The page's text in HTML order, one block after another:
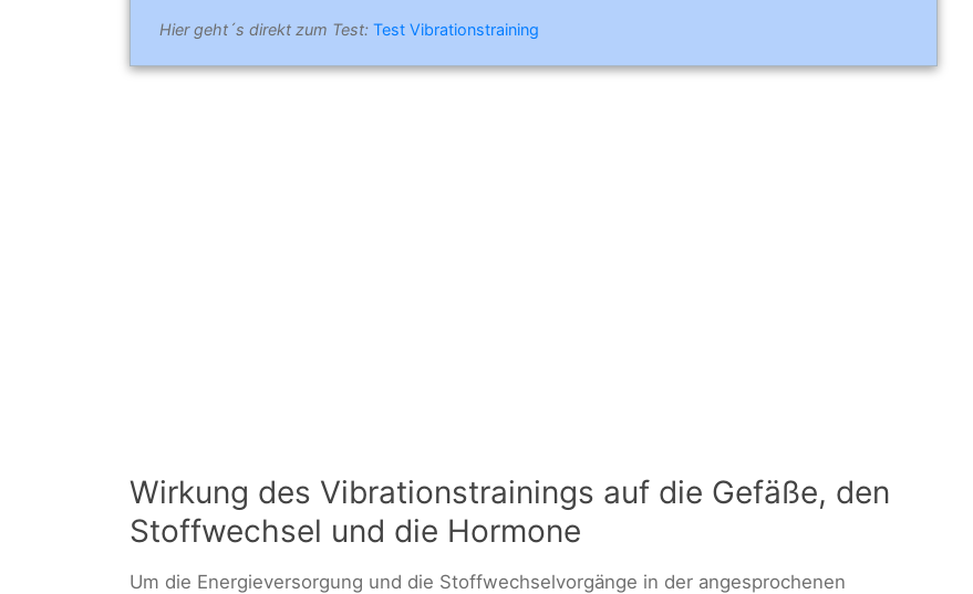
Hier geht´s direkt zum Test: Test Vibrationstraining
Wirkung des Vibrationstrainings auf die Gefäße, den
Stoffwechsel und die Hormone
Um die Energieversorgung und die Stoffwechselvorgänge in der angesprochenen